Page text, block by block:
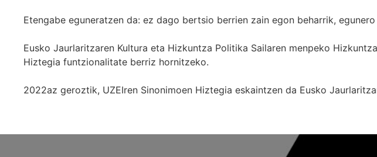
Etengabe eguneratzen da: ez dago bertsio berrien zain egon beharrik,
Eusko Jaurlaritzaren Kultura eta Hizkuntza Politika Sailaren menpeko
Hiztegia funtzionalitate berriz hornitzeko.
2022az geroztik, UZEIren Sinonimoen Hiztegia eskaintzen da Eusko